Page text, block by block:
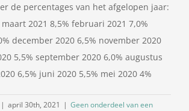
de percentages van het afgelopen jaar:
2021 8,5% februari 2021 7,0%
december 2020 6,5% november 2020
5,5% september 2020 6,0% augustus
6,5% juni 2020 5,5% mei 2020 4%
| april 30th, 2021 | Geen onderdeel van een